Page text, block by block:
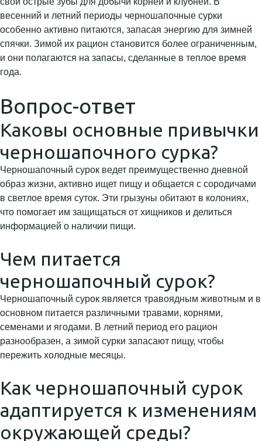
весенний и летний периоды черношапочные сурки
особенно активно питаются, запасая энергию для зимней
спячки. Зимой их рацион становится более ограниченным,
и они полагаются на запасы, сделанные в теплое время
года.
Вопрос-ответ
Каковы основные привычки
черношапочного сурка?
Черношапочный сурок ведет преимущественно дневной
образ жизни, активно ищет пищу и общается с сородичами
в светлое время суток. Эти грызуны обитают в колониях,
что помогает им защищаться от хищников и делиться
информацией о наличии пищи.
Чем питается
черношапочный сурок?
Черношапочный сурок является травоядным животным и в
основном питается различными травами, корнями,
семенами и ягодами. В летний период его рацион
разнообразен, а зимой сурки запасают пищу, чтобы
пережить холодные месяцы.
Как черношапочный сурок
адаптируется к изменениям
окружающей среды?